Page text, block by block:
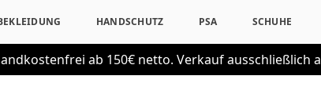
HANDSCHUTZ PSA SCHUHE
ab 150€ netto. Verkauf ausschließlich